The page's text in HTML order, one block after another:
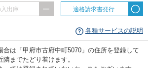
出庫 適格請求書発行
各種サービスの説明
合は「甲府市古府中町5070」の住所を登録して
隣までたどり着けます。